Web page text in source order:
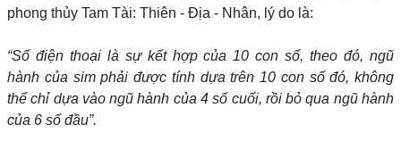
phong thủy Tam Tài: Thiên - Địa - Nhân, lý do là:
“Số điện thoại là sự kết hợp của 10 con số, theo đó, ngũ
hành của sim phải được tính dựa trên 10 con số đó, không
thể chỉ dựa vào ngũ hành của 4 số cuối, rồi bỏ qua ngũ hành
của 6 số đầu”.